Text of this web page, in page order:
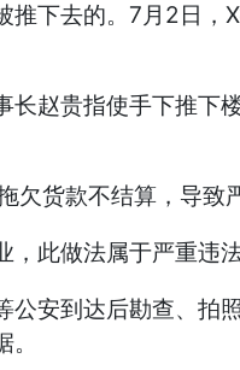
下去的。7月2日，
贵指使手下推下
货款不结算，导致
此做法属于严重违法
到达后勘查、拍